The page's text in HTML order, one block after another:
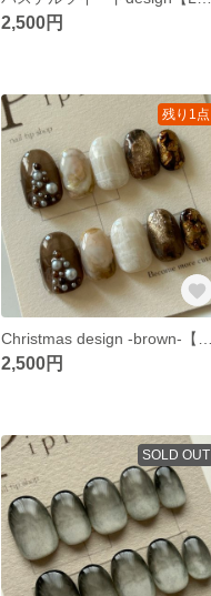
2,500円
残り1点
2,500円
SOLD OUT